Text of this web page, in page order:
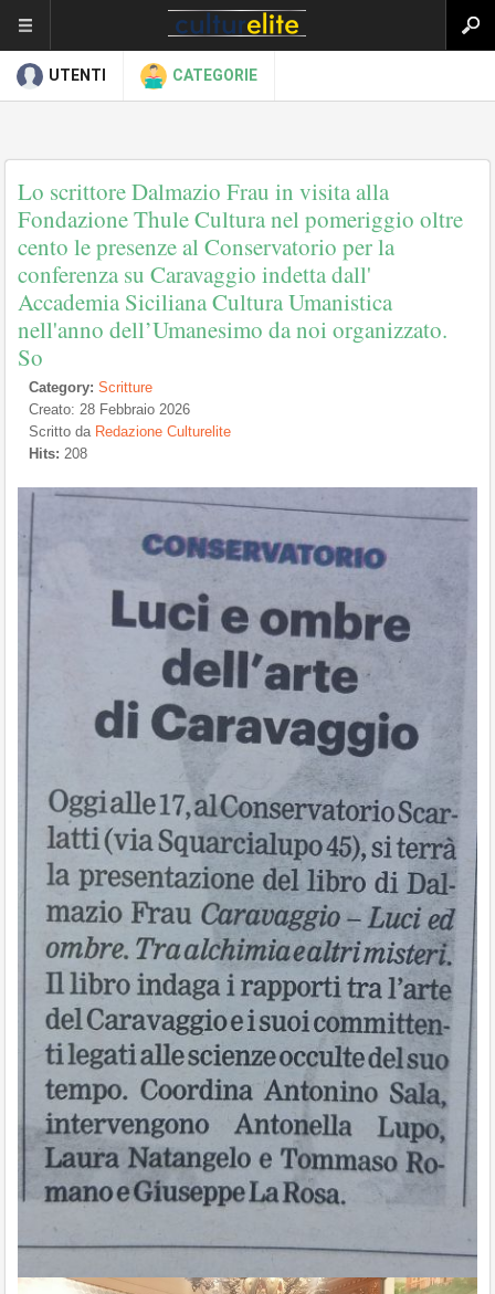
UTENTI CATEGORIE
Lo scrittore Dalmazio Frau in visita alla
Fondazione Thule Cultura nel pomeriggio oltre
cento le presenze al Conservatorio per la
conferenza su Caravaggio indetta dall'
Accademia Siciliana Cultura Umanistica
nell'anno dell’Umanesimo da noi organizzato.
So
Category: Scritture
Creato: 28 Febbraio 2026
Scritto da Redazione Culturelite
Hits: 208